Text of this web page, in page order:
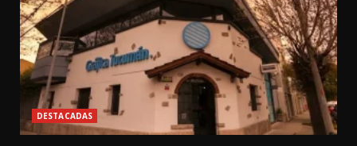
DESTACADAS